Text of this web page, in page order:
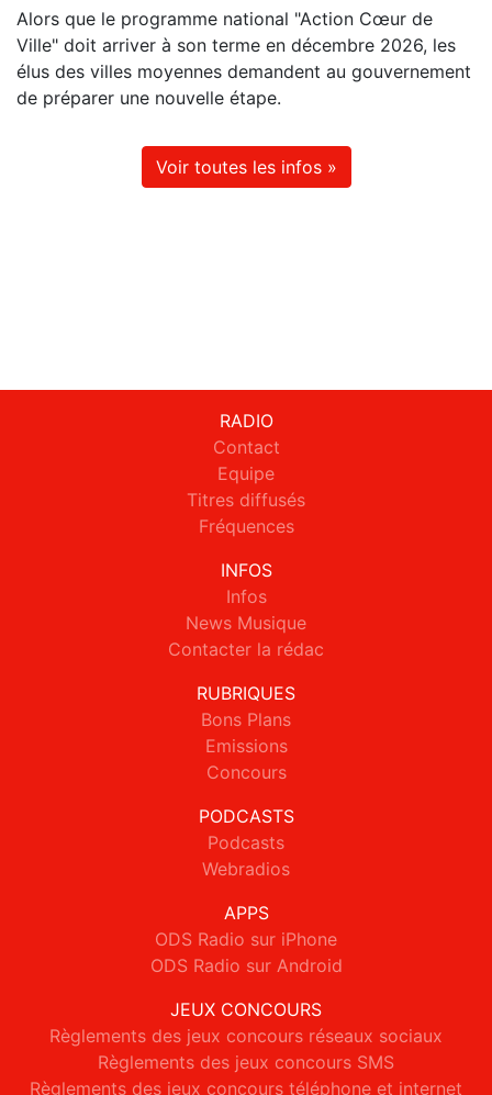
Alors que le programme national "Action Cœur de
Ville" doit arriver à son terme en décembre 2026, les
élus des villes moyennes demandent au gouvernement
de préparer une nouvelle étape.
Voir toutes les infos »
RADIO
Contact
Equipe
Titres diffusés
Fréquences
INFOS
Infos
News Musique
Contacter la rédac
RUBRIQUES
Bons Plans
Emissions
Concours
PODCASTS
Podcasts
Webradios
APPS
ODS Radio sur iPhone
ODS Radio sur Android
JEUX CONCOURS
Règlements des jeux concours réseaux sociaux
Règlements des jeux concours SMS
Règlements des jeux concours téléphone et internet